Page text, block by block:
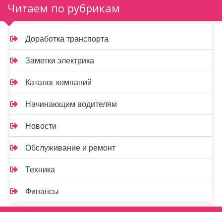
Читаем по рубрикам
Доработка транспорта
Заметки электрика
Каталог компаний
Начинающим водителям
Новости
Обслуживание и ремонт
Техника
Финансы